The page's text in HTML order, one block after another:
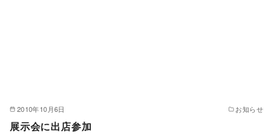
2010年10月6日 お知らせ
展示会に出店参加